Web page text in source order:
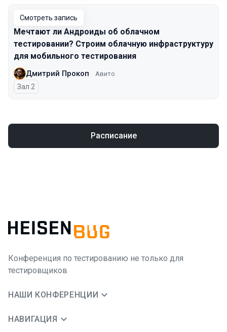
Смотреть запись
Мечтают ли Андроиды об облачном
тестировании? Строим облачную инфраструктуру
для мобильного тестирования
Дмитрий Прокоп Авито
Зал 2
Расписание
Конференция по тестированию не только для
тестировщиков
НАШИ КОНФЕРЕНЦИИ
НАВИГАЦИЯ